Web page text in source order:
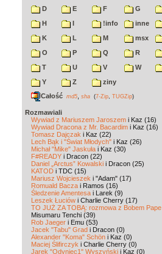
D
E F G
H
I !info inne
K
L M msx
O
P Q R
T
U V W
Y
Z
ziny
Całość md5 sha (7-Zip TUGZip)
Rozmawiali
Wywiad z Mariuszem Jaroszem i Kaz (16)
Wywiad Dracona z Mr. Bacardim i Kaz (16)
Tomasz Dajczak i Kaz (22)
Lech Bąk i "Świat Młodych" i Kaz (26)
Michał "Mike" Jaskuła i Kaz (30)
F#READY i Dracon (22)
Daniel „Arctus” Kowalski i Dracon (25)
KATOD i TDC (15)
Mariusz Wojcieszek i "Adam" (17)
Romuald Bacza i Ramos (16)
Śledzenie Amentesa i Larek (9)
Leszek Łuciów i Charlie Cherry (17)
TO JUŻ ZA TOBĄ: rozmowa z Bobem Pape
Misumaru Tenchi (39)
Rob Jaeger i Emu (53)
Jacek "Tabu" Grad i Dracon (0)
Alexander "Koma" Schön i Kaz (0)
Maciej Ślifirczyk i Charlie Cherry (0)
Jarek "Odyniec1" Wyszyński i Kaz (0)